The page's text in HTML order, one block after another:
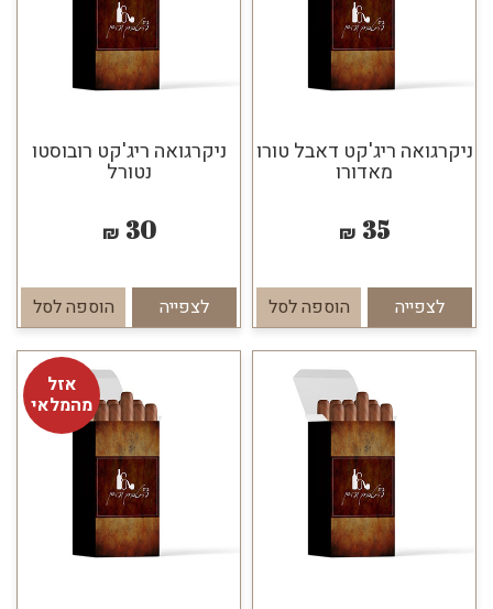
ניקרגואה ריג'קט דאבל טורו
מאדורו
35
₪
לצפייה הוספה לסל
ניקרגואה ריג'קט רובוסטו
נטורל
30
₪
לצפייה הוספה לסל
אזל
מהמלאי